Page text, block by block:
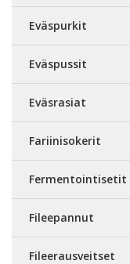
Eväspurkit
Eväspussit
Eväsrasiat
Fariinisokerit
Fermentointisetit
Fileepannut
Fileerausveitset